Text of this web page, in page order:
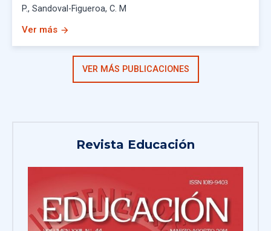
P., Sandoval-Figueroa, C. M
Ver más arrow_forward
VER MÁS PUBLICACIONES
Revista Educación